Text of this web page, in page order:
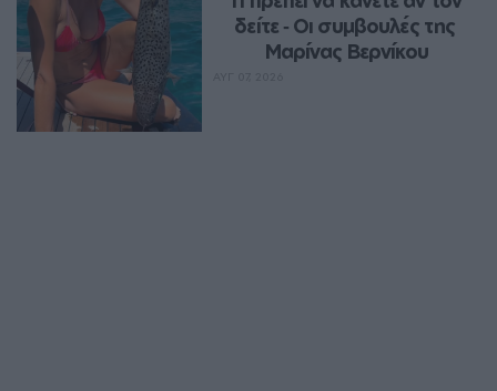
δείτε ‑ Οι συμβουλές της
Μαρίνας Βερνίκου